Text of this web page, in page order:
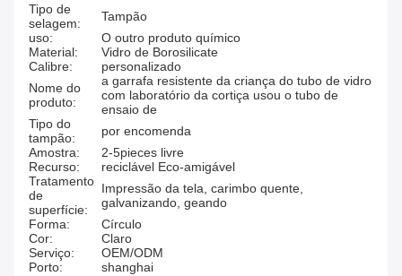
Tipo de
selagem:
Tampão
uso:
O outro produto químico
Material:
Vidro de Borosilicate
Calibre:
personalizado
Nome do
produto:
a garrafa resistente da criança do tubo de vidro
com laboratório da cortiça usou o tubo de
ensaio de
Tipo do
tampão:
por encomenda
Amostra:
2-5pieces livre
Recurso:
reciclável Eco-amigável
Tratamento
de
superfície:
Impressão da tela, carimbo quente,
galvanizando, geando
Forma:
Círculo
Cor:
Claro
Serviço:
OEM/ODM
Porto:
shanghai